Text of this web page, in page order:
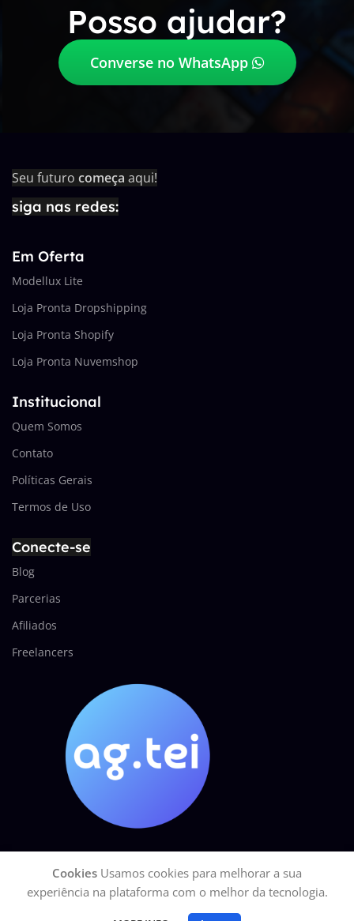
Posso ajudar?
Converse no WhatsApp
Seu futuro começa aqui!
siga nas redes:
Em Oferta
Modellux Lite
Loja Pronta Dropshipping
Loja Pronta Shopify
Loja Pronta Nuvemshop
Institucional
Quem Somos
Contato
Políticas Gerais
Termos de Uso
Conecte-se
Blog
Parcerias
Afiliados
Freelancers
AGÊNCIA TEI 2025 Todos os direitos reservados.GOOGLE Site Seguro
CNPJ: 27.113.329/0001-15
Cookies Usamos cookies para melhorar a sua
experiência na plataforma com o melhor da tecnologia.